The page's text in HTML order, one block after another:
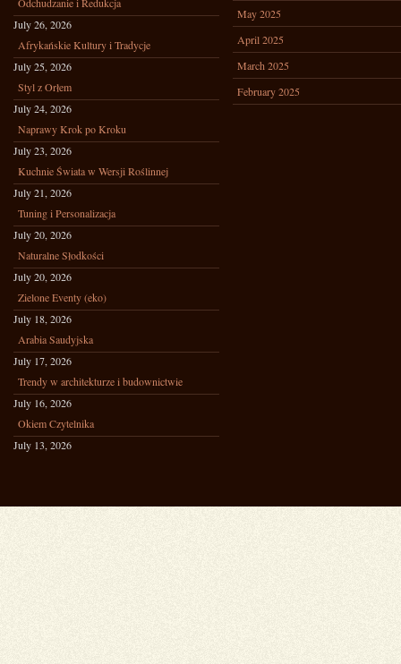
July 26, 2026
Afrykańskie Kultury i Tradycje
July 25, 2026
Styl z Orłem
July 24, 2026
Naprawy Krok po Kroku
July 23, 2026
Kuchnie Świata w Wersji Roślinnej
July 21, 2026
Tuning i Personalizacja
July 20, 2026
Naturalne Słodkości
July 20, 2026
Zielone Eventy (eko)
July 18, 2026
Arabia Saudyjska
July 17, 2026
Trendy w architekturze i budownictwie
July 16, 2026
Okiem Czytelnika
July 13, 2026
May 2025
April 2025
March 2025
February 2025